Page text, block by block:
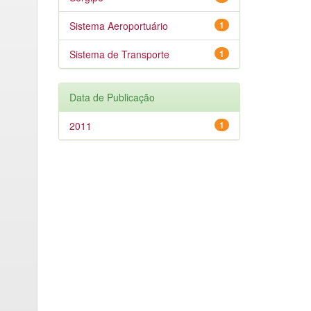
1
Sistema Aeroportuário
1
Sistema de Transporte
Data de Publicação
1
2011